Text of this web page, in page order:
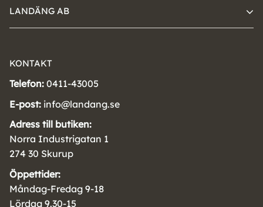
LANDÄNG AB
KONTAKT
Telefon: 0411-43005
E-post: info@landang.se
Adress till butiken:
Norra Industrigatan 1
274 30 Skurup
Öppettider:
Måndag-Fredag 9-18
Lördag 9.30-15